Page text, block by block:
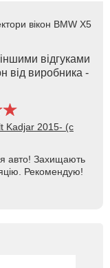
вікон BMW X5
відгуками
від виробника -
Kadjar 2015- (с
авто! Захищають
Рекомендую!